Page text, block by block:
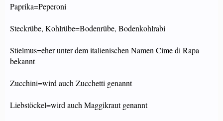
Paprika=Peperoni
Steckrübe, Kohlrübe=Bodenrübe, Bodenkohlrabi
Stielmus=eher unter dem italienischen Namen Cime di Rapa
bekannt
Zucchini=wird auch Zucchetti genannt
Liebstöckel=wird auch Maggikraut genannt